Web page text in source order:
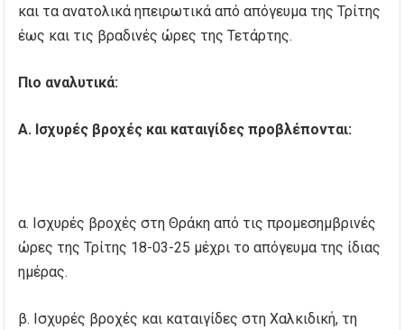
και τα ανατολικά ηπειρωτικά από απόγευμα της Τρίτης
έως και τις βραδινές ώρες της Τετάρτης.
Πιο αναλυτικά:
Α. Ισχυρές βροχές και καταιγίδες προβλέπονται:
α. Ισχυρές βροχές στη Θράκη από τις προμεσημβρινές
ώρες της Τρίτης 18-03-25 μέχρι το απόγευμα της ίδιας
ημέρας.
β. Ισχυρές βροχές και καταιγίδες στη Χαλκιδική, τη